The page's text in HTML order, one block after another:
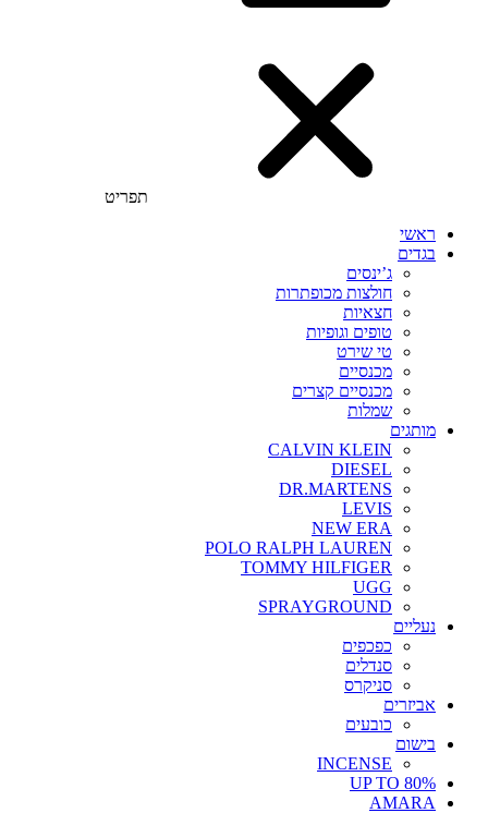
תפריט
ראשי
בגדים
ג’ינסים
חולצות מכופתרות
חצאיות
טופים וגופיות
טי שירט
מכנסיים
מכנסיים קצרים
שמלות
מותגים
CALVIN KLEIN
DIESEL
DR.MARTENS
LEVIS
NEW ERA
POLO RALPH LAUREN
TOMMY HILFIGER
UGG
SPRAYGROUND
נעליים
כפכפים
סנדלים
סניקרס
אביזרים
כובעים
בישום
INCENSE
UP TO 80%
AMARA